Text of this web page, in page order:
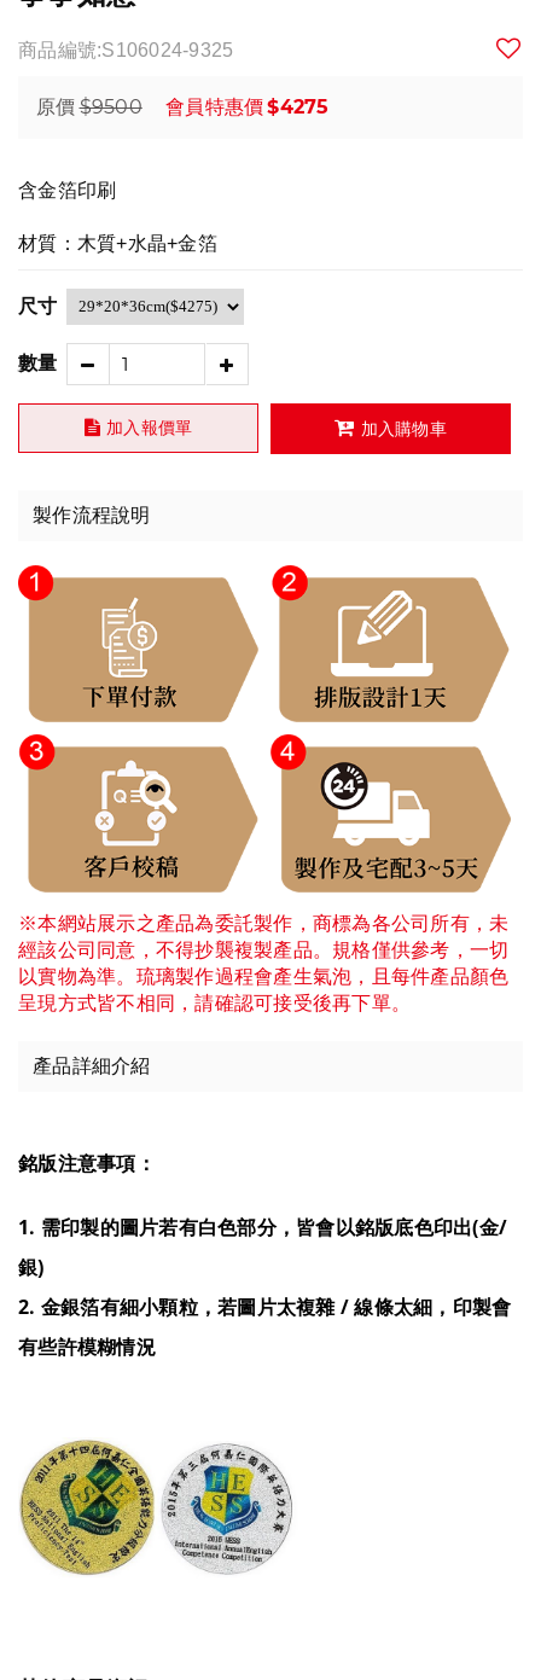
商品編號:S106024-9325
原價 $9500 會員特惠價$4275
含金箔印刷
材質：木質+水晶+金箔
尺寸
數量
加入報價單 加入購物車
製作流程說明
※本網站展示之產品為委託製作，商標為各公司所有，未
經該公司同意，不得抄襲複製產品。規格僅供參考，一切
以實物為準。琉璃製作過程會產生氣泡，且每件產品顏色
呈現方式皆不相同，請確認可接受後再下單。
產品詳細介紹
銘版注意事項：
1. 需印製的圖片若有白色部分，皆會以銘版底色印出(金/
銀)
2. 金銀箔有細小顆粒，若圖片太複雜 / 線條太細，印製會
有些許模糊情況